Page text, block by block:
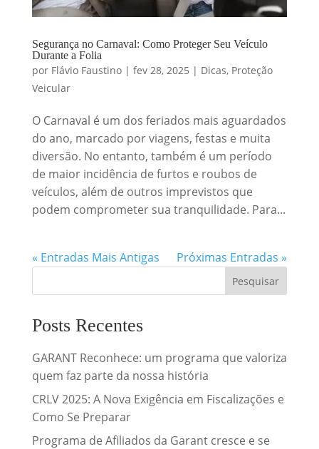
Segurança no Carnaval: Como Proteger Seu Veículo
Durante a Folia
por Flávio Faustino| fev 28, 2025 | Dicas, Proteção
Veicular
O Carnaval é um dos feriados mais aguardados
do ano, marcado por viagens, festas e muita
diversão. No entanto, também é um período
de maior incidência de furtos e roubos de
veículos, além de outros imprevistos que
podem comprometer sua tranquilidade. Para...
« Entradas Mais Antigas Próximas Entradas »
Posts Recentes
GARANT Reconhece: um programa que valoriza
quem faz parte da nossa história
CRLV 2025: A Nova Exigência em Fiscalizações e
Como Se Preparar
Programa de Afiliados da Garant cresce e se